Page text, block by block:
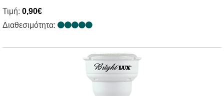
Τιμή: 0,90€
Διαθεσιμότητα: